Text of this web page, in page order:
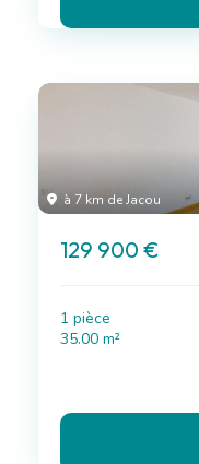
à 7 km de Jacou
129 900 €
1 pièce
35.00 m²